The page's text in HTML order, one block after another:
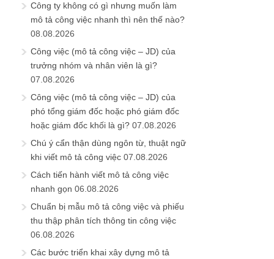
Công ty không có gì nhưng muốn làm
mô tả công việc nhanh thì nên thế nào?
08.08.2026
Công việc (mô tả công việc – JD) của
trưởng nhóm và nhân viên là gì?
07.08.2026
Công việc (mô tả công việc – JD) của
phó tổng giám đốc hoặc phó giám đốc
hoặc giám đốc khối là gì? 07.08.2026
Chú ý cẩn thận dùng ngôn từ, thuật ngữ
khi viết mô tả công việc 07.08.2026
Cách tiến hành viết mô tả công việc
nhanh gọn 06.08.2026
Chuẩn bị mẫu mô tả công việc và phiếu
thu thập phân tích thông tin công việc
06.08.2026
Các bước triển khai xây dựng mô tả